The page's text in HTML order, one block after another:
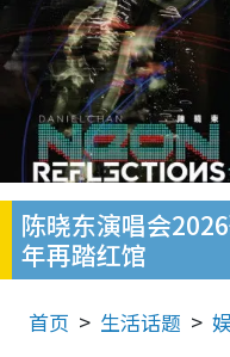
陈晓东演唱会
年再踏红馆
首页 生活话题